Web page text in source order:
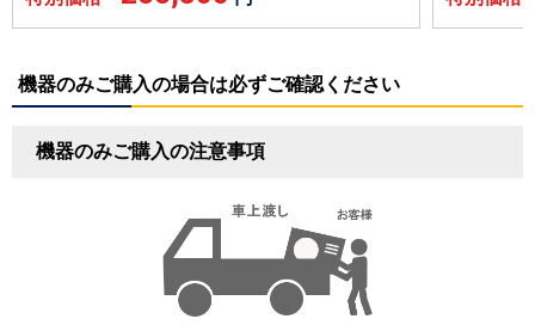
機器のみご購入の場合は必ずご確認ください
機器のみご購入の注意事項